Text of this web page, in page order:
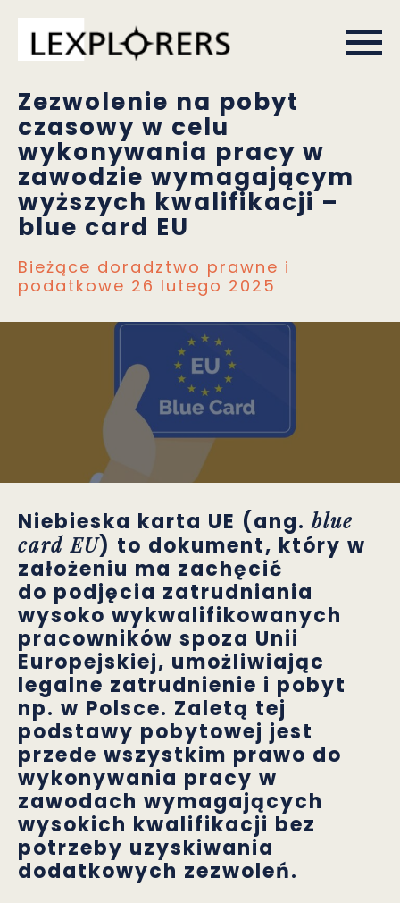
Zezwolenie na pobyt
czasowy w celu
wykonywania pracy w
zawodzie wymagającym
wyższych kwalifikacji –
blue card EU
Bieżące doradztwo prawne i
podatkowe 26 lutego 2025
Niebieska karta UE (ang.blue
card EU) to dokument, który w
założeniu ma zachęcić
do podjęcia zatrudniania
wysoko wykwalifikowanych
pracowników spoza Unii
Europejskiej, umożliwiając
legalne zatrudnienie i pobyt
np. w Polsce. Zaletą tej
podstawy pobytowej jest
przede wszystkim prawo do
wykonywania pracy w
zawodach wymagających
wysokich kwalifikacji bez
potrzeby uzyskiwania
dodatkowych zezwoleń.